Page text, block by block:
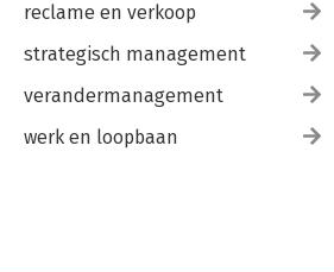
reclame en verkoop
strategisch management
verandermanagement
werk en loopbaan